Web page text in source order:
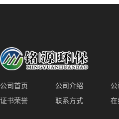
装置厂家青岛铭源环保减少堵塞设
公司首页 公司介绍
证书荣誉
联系方式 在